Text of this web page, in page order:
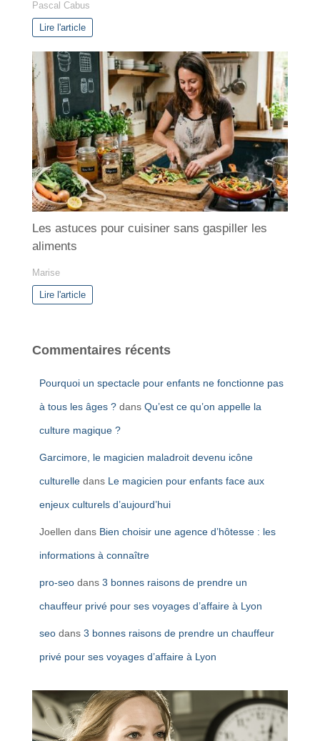
Pascal Cabus
Lire l'article
Les astuces pour cuisiner sans gaspiller les
aliments
Marise
Lire l'article
Commentaires récents
Pourquoi un spectacle pour enfants ne fonctionne pas
à tous les âges ? dans Qu’est ce qu’on appelle la
culture magique ?
Garcimore, le magicien maladroit devenu icône
culturelle dans Le magicien pour enfants face aux
enjeux culturels d’aujourd’hui
Joellen dans Bien choisir une agence d’hôtesse : les
informations à connaître
pro-seo dans 3 bonnes raisons de prendre un
chauffeur privé pour ses voyages d’affaire à Lyon
seo dans 3 bonnes raisons de prendre un chauffeur
privé pour ses voyages d’affaire à Lyon